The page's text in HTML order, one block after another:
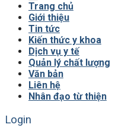
Trang chủ
Giới thiệu
Tin tức
Kiến thức y khoa
Dịch vụ y tế
Quản lý chất lượng
Văn bản
Liên hệ
Nhân đạo từ thiện
Login